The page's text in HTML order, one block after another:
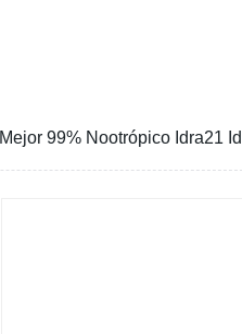
Mejor 99% Nootrópico Idra21